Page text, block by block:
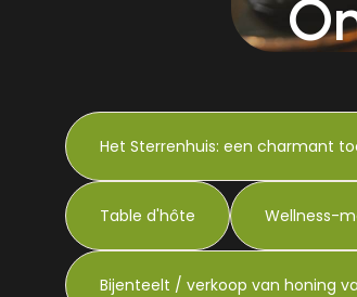
Het Sterrenhuis: een charmant
Table d'hôte Wellness-
Bijenteelt / verkoop van honing